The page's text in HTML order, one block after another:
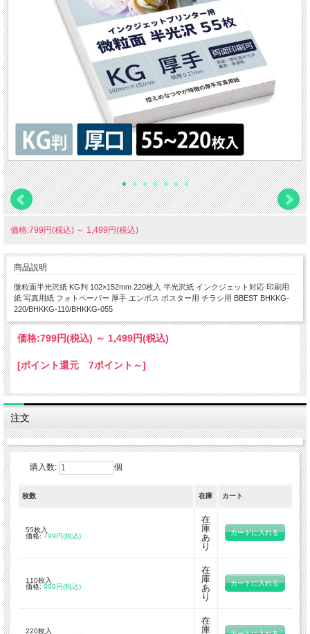
価格:799円(税込) ～ 1,499円(税込)
商品説明
微粒面半光沢紙 KG判 102×152mm 220枚入 半光沢紙 インクジェット対応 印刷用
紙 写真用紙 フォトペーパー 厚手 エンボス ポスター用 チラシ用 BBEST BHKKG-
220/BHKKG-110/BHKKG-055
価格:799円(税込) ～ 1,499円(税込)
[ポイント還元 7ポイント～]
注文
購入数: 個
枚数 在庫 カート
55枚入
価格: 799円(税込)
在
庫
あ
り
110枚入
価格: 999円(税込)
在
庫
あ
り
220枚入
在
庫